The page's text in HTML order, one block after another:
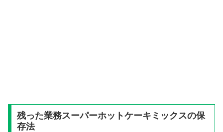
残った業務スーパーホットケーキミックスの保
存法